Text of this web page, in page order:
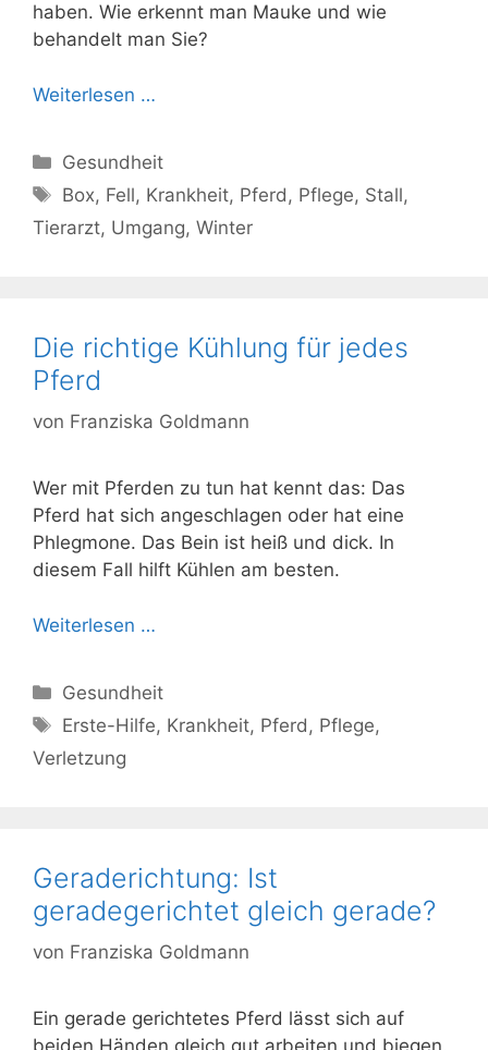
haben. Wie erkennt man Mauke und wie
behandelt man Sie?
Weiterlesen …
Kategorien
Gesundheit
Schlagwörter
Box, Fell, Krankheit, Pferd , Pflege, Stall,
Tierarzt, Umgang, Winter
Die richtige Kühlung für jedes
Pferd
von Franziska Goldmann
Wer mit Pferden zu tun hat kennt das: Das
Pferd hat sich angeschlagen oder hat eine
Phlegmone. Das Bein ist heiß und dick. In
diesem Fall hilft Kühlen am besten.
Weiterlesen …
Kategorien
Gesundheit
Schlagwörter
Erste-Hilfe, Krankheit, Pferd , Pflege,
Verletzung
Geraderichtung: Ist
geradegerichtet gleich gerade?
von Franziska Goldmann
Ein gerade gerichtetes Pferd lässt sich auf